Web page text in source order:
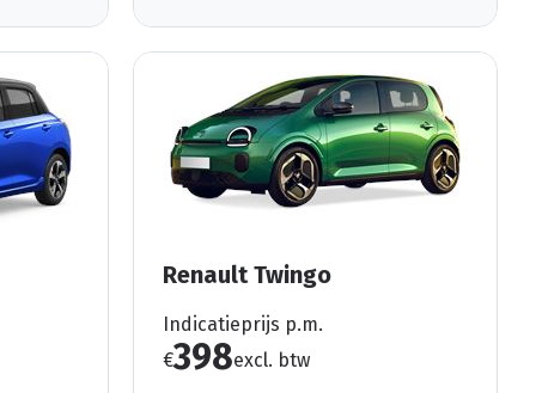
Renault Twingo
Indicatieprijs p.m.
€398excl. btw